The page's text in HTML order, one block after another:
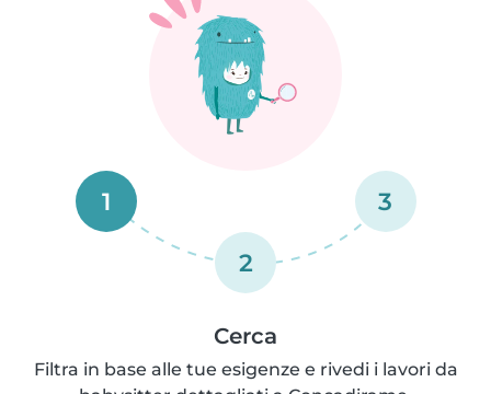
1
2
3
Cerca
Filtra in base alle tue esigenze e rivedi i lavori da